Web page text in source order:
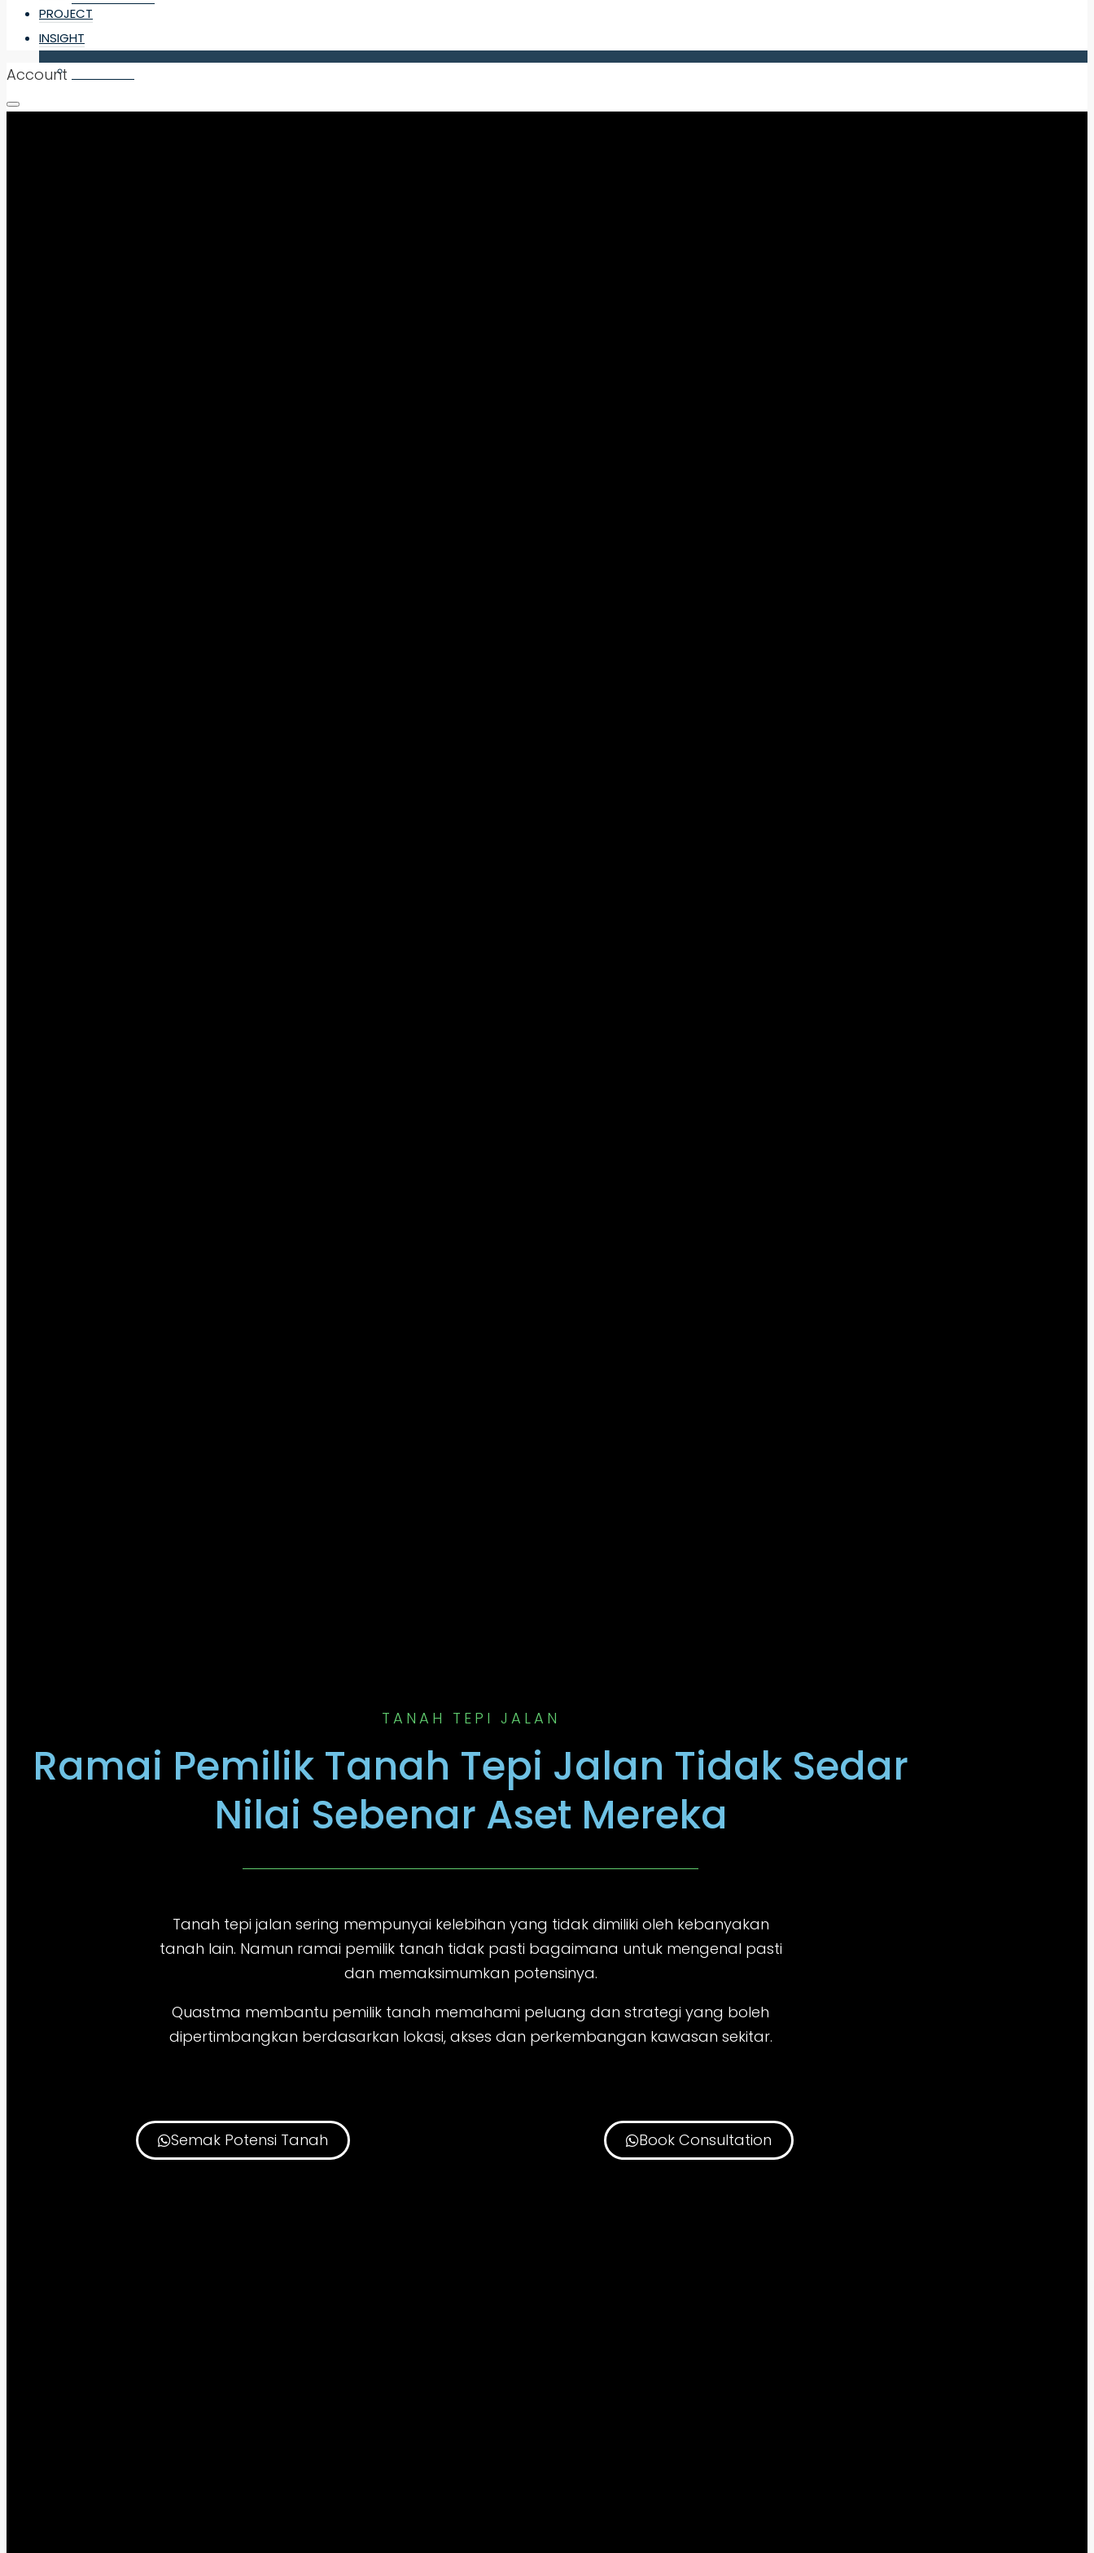
PROJECT
INSIGHT
Account
TANAH TEPI JALAN
Ramai Pemilik Tanah Tepi Jalan Tidak Sedar
Nilai Sebenar Aset Mereka
Tanah tepi jalan sering mempunyai kelebihan yang tidak dimiliki oleh kebanyakan
tanah lain. Namun ramai pemilik tanah tidak pasti bagaimana untuk mengenal pasti
dan memaksimumkan potensinya.
Quastma membantu pemilik tanah memahami peluang dan strategi yang boleh
dipertimbangkan berdasarkan lokasi, akses dan perkembangan kawasan sekitar.
Semak Potensi Tanah Book Consultation